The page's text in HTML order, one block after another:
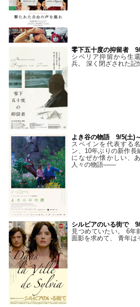
零下五十度の抑留者 9/
シベリア抑留から生
兵。 深く閉ざされた
よき谷の物語 9/5(土)～
スペインを代表する
ン、10年ぶりの新作長
になぜか懐かしい、
人々の物語――
シルビアのいる街で 9/
見つめていたい。 6年
面影を求めて、 青年は